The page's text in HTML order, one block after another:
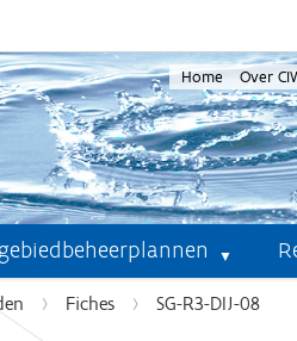
Home Over
Fiches SG-R3-DIJ-08